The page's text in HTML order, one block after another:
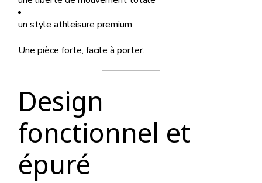
un style athleisure premium
Une pièce forte, facile à porter.
Design
fonctionnel et
épuré